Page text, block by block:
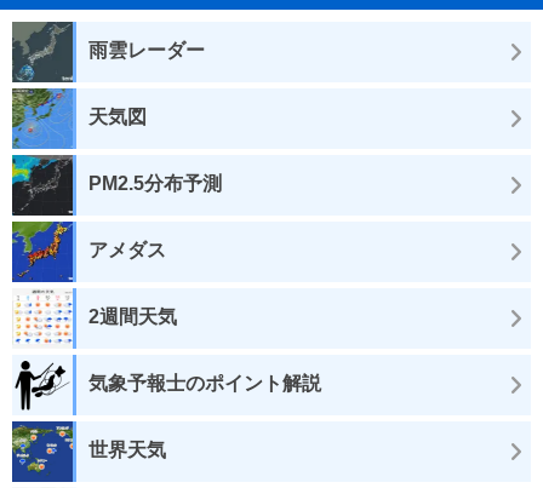
雨雲レーダー
天気図
PM2.5分布予測
アメダス
2週間天気
気象予報士のポイント解説
世界天気